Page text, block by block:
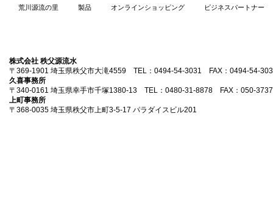
荒川源流の里 製品 オンラインショッピング ビジネスパートナー
株式会社 秩父源流水
〒369-1901 埼玉県秩父市大滝4559 TEL：0494-54-3031 FAX：0494-54-
久喜事務所
〒340-0161 埼玉県幸手市千塚1380-13 TEL：0480-31-8878 FAX：050-
上町事務所
〒368-0035 埼玉県秩父市上町3-5-17 パラダイスビル201